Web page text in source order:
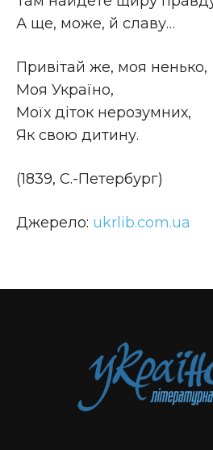
А ще, може, й славу…
Привітай же, моя ненько,
Моя Україно,
Моїх діток нерозумних,
Як свою дитину.
(1839, С.-Петербург)
Джерело: ukrlib.com.ua